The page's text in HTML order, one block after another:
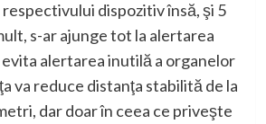
dispozitiv însă, şi 5
s-ar ajunge tot la alertarea
alertarea inutilă a organelor
va reduce distanţa stabilită de la
dar doar în ceea ce priveşte